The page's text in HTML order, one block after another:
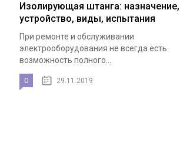
Изолирующая штанга: назначение,
устройство, виды, испытания
При ремонте и обслуживании
электрооборудования не всегда есть
возможность полного...
0 29.11.2019